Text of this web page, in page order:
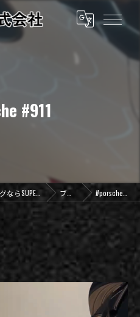
#911
ブログ #porsche #911